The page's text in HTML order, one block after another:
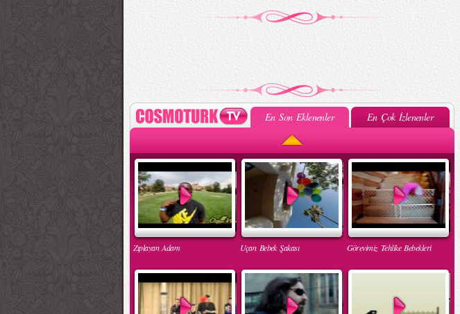
En Son Eklenenler En Çok İzlenenler
Zıplayan Adam Uçan Bebek Şakası Görevimiz Tehlike Bebekleri